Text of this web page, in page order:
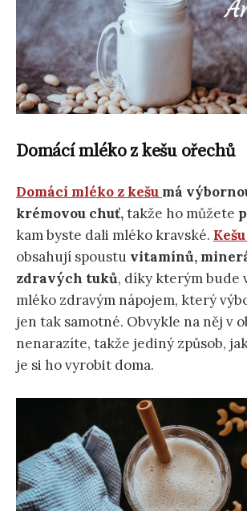
Domácí mléko z kešu ořechů
Domácí mléko z kešu má
krémovou chuť,takže ho můžete
kam byste dali mléko kravské.
obsahují spoustu vitamínů,
zdravých tuků, díky kterým bude
mléko zdravým nápojem, který
jen tak samotné. Obvykle na něj v
nenarazíte, takže jediný způsob,
je si ho vyrobit doma.